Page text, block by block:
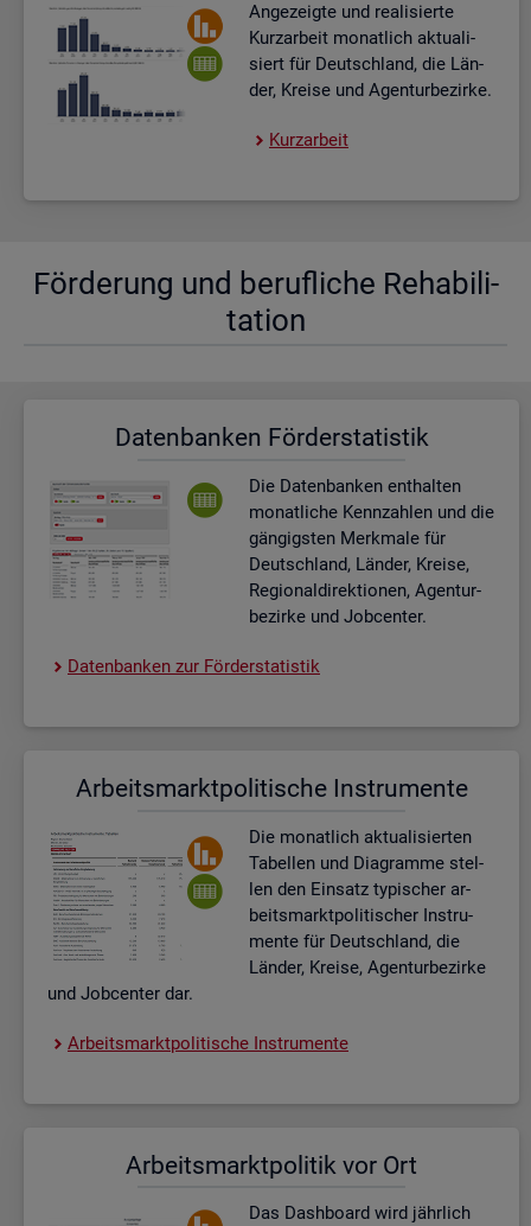
An­ge­zeig­te und rea­li­sier­te
Kurz­ar­beit mo­nat­lich ak­tua­li­
siert für Deutsch­land, die Län­
der, Krei­se und Agen­tur­be­zir­ke.
Kurz­ar­beit
För­de­rung und be­ruf­li­che Re­ha­bi­li­
ta­ti­on
Da­ten­ban­ken För­der­sta­tis­tik
Die Da­ten­ban­ken ent­hal­ten
mo­nat­li­che Kenn­zah­len und die
gän­gigs­ten Merk­ma­le für
Deutsch­land, Län­der, Krei­se,
Re­gio­nal­di­rek­tio­nen, Agen­tur­
be­zir­ke und Job­cen­ter.
Da­ten­ban­ken zur För­der­sta­tis­tik
Ar­beits­markt­po­li­ti­sche In­stru­men­te
Die mo­nat­lich ak­tua­li­sier­ten
Ta­bel­len und Dia­gram­me stel­
len den Ein­satz ty­pi­scher ar­
beits­markt­po­li­ti­scher In­stru­
men­te für Deutsch­land, die
Län­der, Krei­se, Agen­tur­be­zir­ke
und Job­cen­ter dar.
Ar­beits­markt­po­li­ti­sche In­stru­men­te
Ar­beits­markt­po­li­tik vor Ort
Das Da­sh­board wird jähr­lich